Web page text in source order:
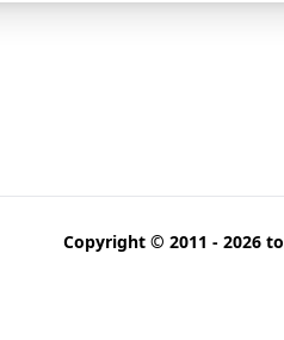
Copyright © 2011 - 2026